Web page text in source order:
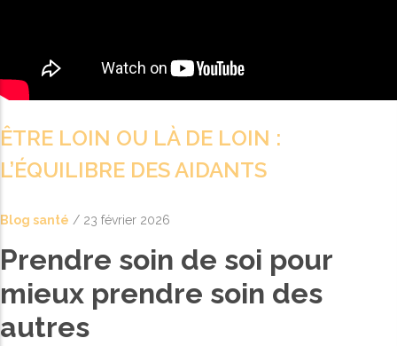
/".
shortcut
activates
screen
to
help
you
navigate
ÊTRE LOIN OU LÀ DE LOIN :
L’ÉQUILIBRE DES AIDANTS
Blog santé / 23 février 2026
Prendre soin de soi pour
mieux prendre soin des
autres